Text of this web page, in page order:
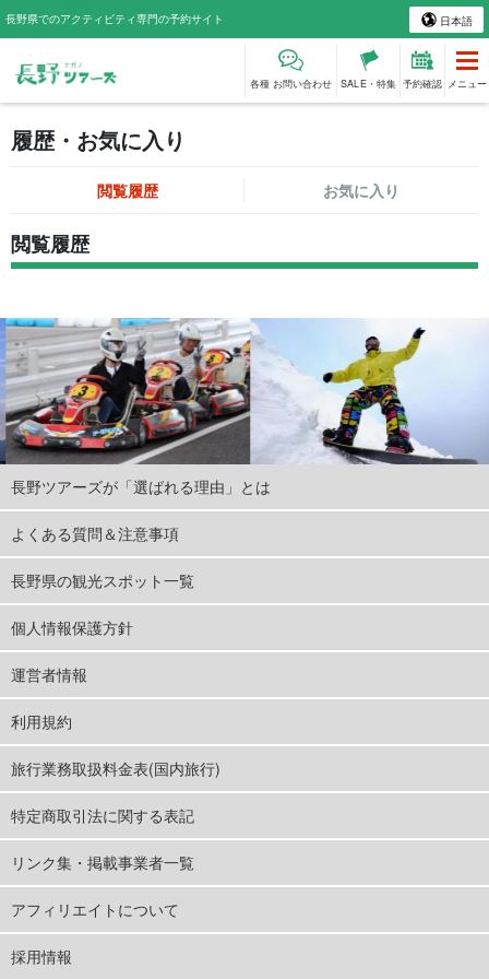
長野県でのアクティビティ専門の予約サイト 日本語
各種 お問い合わせ SALE・特集 予約確認 メニュー
履歴・お気に入り
閲覧履歴 お気に入り
閲覧履歴
長野ツアーズが「選ばれる理由」とは
よくある質問＆注意事項
長野県の観光スポット一覧
個人情報保護方針
運営者情報
利用規約
旅行業務取扱料金表(国内旅行)
特定商取引法に関する表記
リンク集・掲載事業者一覧
アフィリエイトについて
採用情報